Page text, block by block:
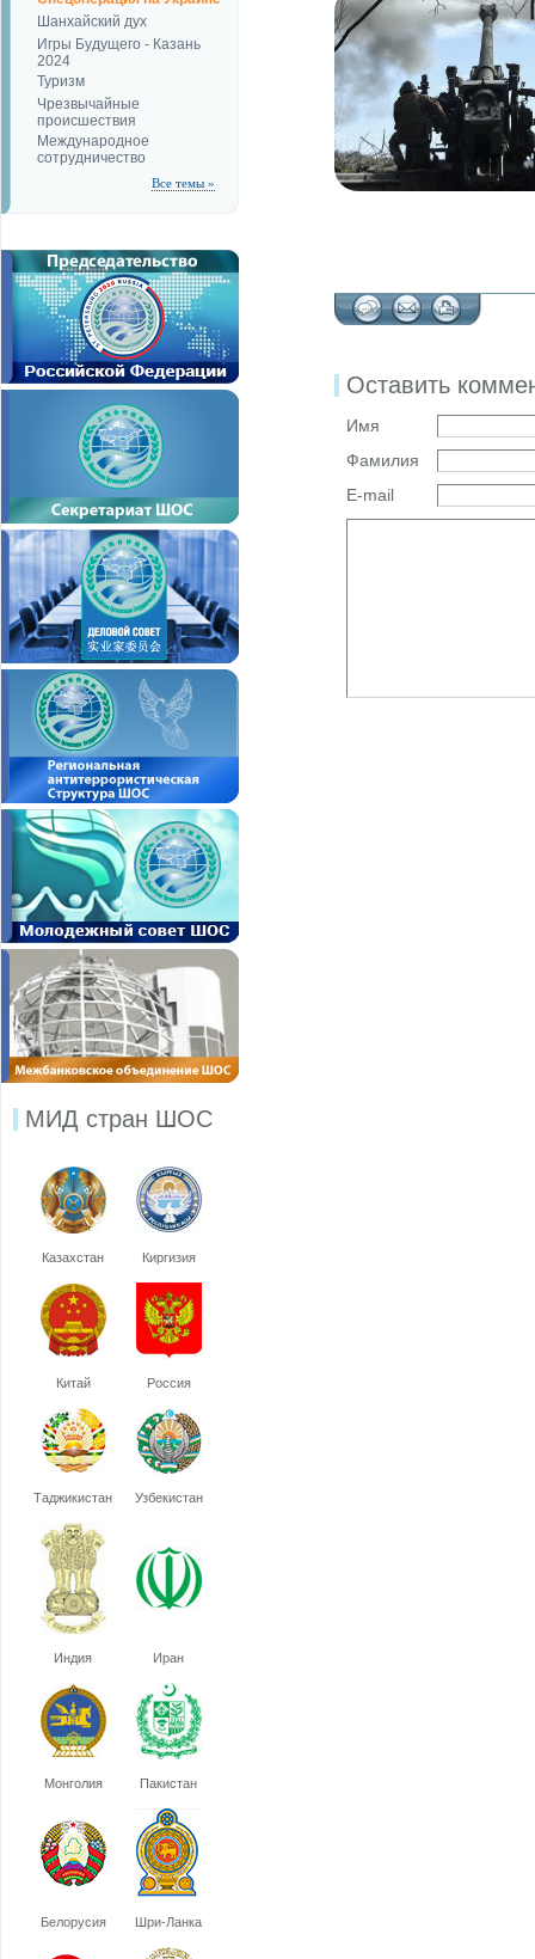
Шанхайский дух
Игры Будущего - Казань
2024
Туризм
Чрезвычайные
происшествия
Международное
сотрудничество
Все темы »
МИД стран ШОС
Казахстан Киргизия
Китай Россия
Таджикистан Узбекистан
Индия Иран
Монголия Пакистан
Белорусия Шри-Ланка
Оставить
Имя
Фамилия
E-mail